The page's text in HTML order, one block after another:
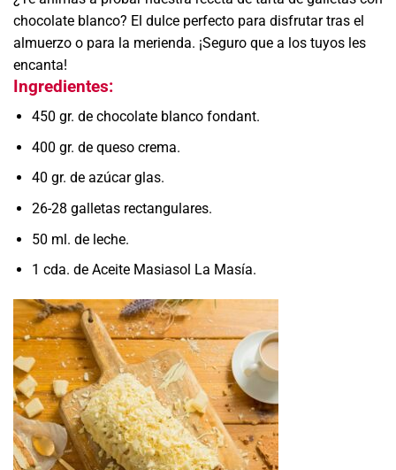
chocolate blanco? El dulce perfecto para disfrutar tras el
almuerzo o para la merienda. ¡Seguro que a los tuyos les
encanta!
Ingredientes:
450 gr. de chocolate blanco fondant.
400 gr. de queso crema.
40 gr. de azúcar glas.
26-28 galletas rectangulares.
50 ml. de leche.
1 cda. de Aceite Masiasol La Masía.